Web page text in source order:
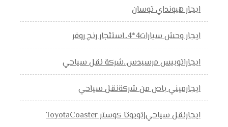
ايجار هيونداي توسان
ايجار وحش سيارات4*4..استئجار رنج روفر
ايجاراتوبيس مرسيدس..شركة نقل سياحي
ايجارميني باص من شركةنقل سياحي
ايجارنقل سياحي|تويوتا كوستر ToyotaCoaster